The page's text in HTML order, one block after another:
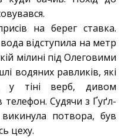
на берег ставка.
відступила на метр
мілині під Олеговими
водяних равликів, які
у тіні верб, дивом
телефон. Судячи з Ґуґл-
потвора, був
цеху.